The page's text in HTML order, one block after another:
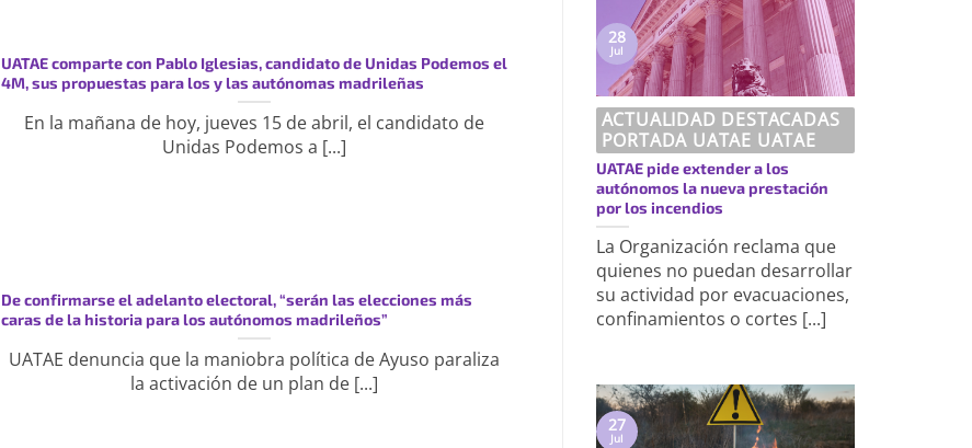
UATAE comparte con Pablo Iglesias, candidato de Unidas Podemos el
4M, sus propuestas para los y las autónomas madrileñas
En la mañana de hoy, jueves 15 de abril, el candidato de
Unidas Podemos a [...]
De confirmarse el adelanto electoral, “serán las elecciones más
caras de la historia para los autónomos madrileños”
UATAE denuncia que la maniobra política de Ayuso paraliza
la activación de un plan de [...]
ACTUALIDAD DESTACADAS
PORTADA UATAE UATAE
UATAE pide extender a los
autónomos la nueva prestación
por los incendios
La Organización reclama que
quienes no puedan desarrollar
su actividad por evacuaciones,
confinamientos o cortes [...]
28
Jul
27
Jul